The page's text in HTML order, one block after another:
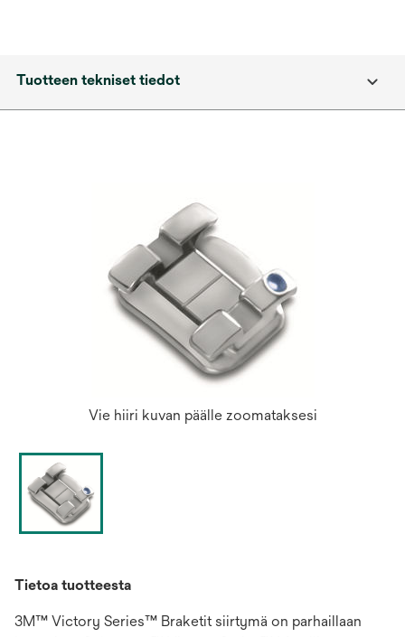
Tuotteen tekniset tiedot
Vie hiiri kuvan päälle zoomataksesi
Tietoa tuotteesta
3M™ Victory Series™ Braketit siirtymä on parhaillaan